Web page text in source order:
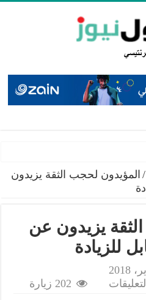
منصة إعلامية لتوثيق / المؤيدون لحجب الثقة يزيدون
يزيدون عن
التعليقات 202 زيارة